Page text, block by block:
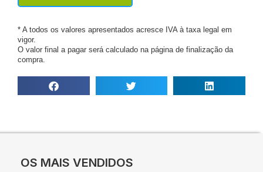
* A todos os valores apresentados acresce IVA à taxa legal em
vigor.
O valor final a pagar será calculado na página de finalização da
compra.
OS MAIS VENDIDOS